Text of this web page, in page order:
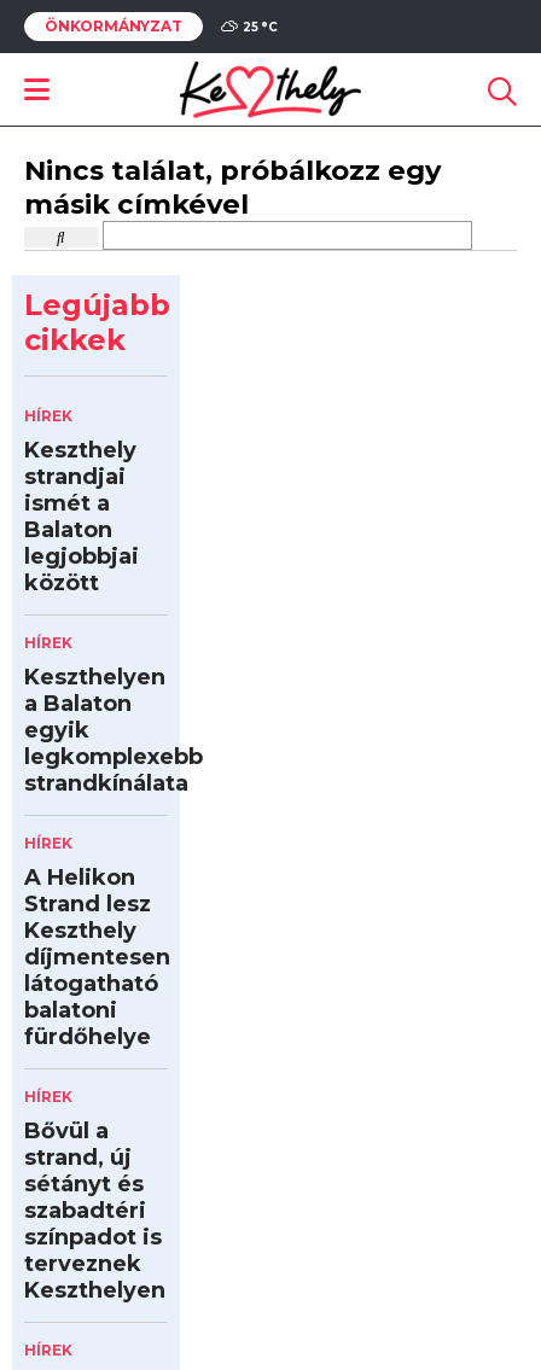
ÖNKORMÁNYZAT 25 °C
Nincs találat, próbálkozz egy
másik címkével
Legújabb
cikkek
HÍREK
Keszthely
strandjai
ismét a
Balaton
legjobbjai
között
HÍREK
Keszthelyen
a Balaton
egyik
legkomplexebb
strandkínálata
HÍREK
A Helikon
Strand lesz
Keszthely
díjmentesen
látogatható
balatoni
fürdőhelye
HÍREK
Bővül a
strand, új
sétányt és
szabadtéri
színpadot is
terveznek
Keszthelyen
HÍREK